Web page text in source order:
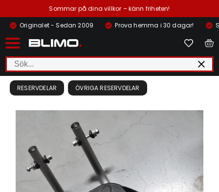
Sommar på dina villkor – känn friheten!
Originalet - Sedan 2009
Prova hemma i 30 dagar!
RESERVDELAR ÖVRIGA RESERVDELAR